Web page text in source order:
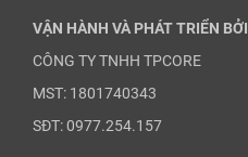
VẬN HÀNH VÀ PHÁT TRIỂN BỞI
CÔNG TY TNHH TPCORE
MST: 1801740343
SĐT: 0977.254.157